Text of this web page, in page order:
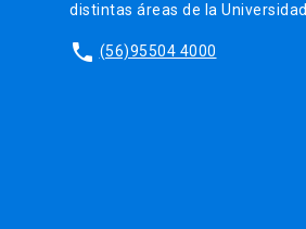
distintas áreas de la Universidad.
phone (56)95504 4000